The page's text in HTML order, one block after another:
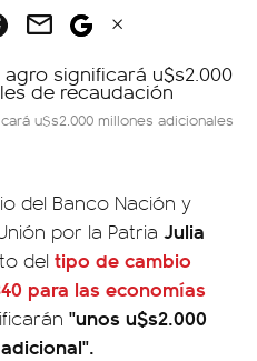
u$s2.000 millones adicionales
del Banco Nación y
por la Patria Julia
del tipo de cambio
para las economías
"unos u$s2.000